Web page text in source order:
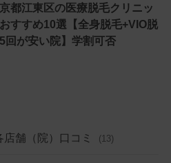
都江東区の医療脱毛クリニッ
すすめ10選【全身脱毛+VIO脱
回が安い院】学割可否
舗（院）口コミ (13)